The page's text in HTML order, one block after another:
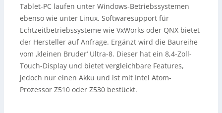
Tablet-PC laufen unter Windows-Betriebssystemen
ebenso wie unter Linux. Softwaresupport für
Echtzeitbetriebssysteme wie VxWorks oder QNX bietet
der Hersteller auf Anfrage. Ergänzt wird die Baureihe
vom ‚kleinen Bruder‘ Ultra-8. Dieser hat ein 8,4-Zoll-
Touch-Display und bietet vergleichbare Features,
jedoch nur einen Akku und ist mit Intel Atom-
Prozessor Z510 oder Z530 bestückt.